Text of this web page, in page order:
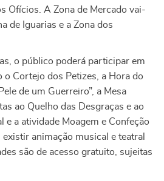
Ofícios. A Zona de Mercado vai-
de Iguarias e a Zona dos
o público poderá participar em
o Cortejo dos Petizes, a Hora do
de um Guerreiro”, a Mesa
ao Quelho das Desgraças e ao
e a atividade Moagem e Confeção
animação musical e teatral
são de acesso gratuito, sujeitas